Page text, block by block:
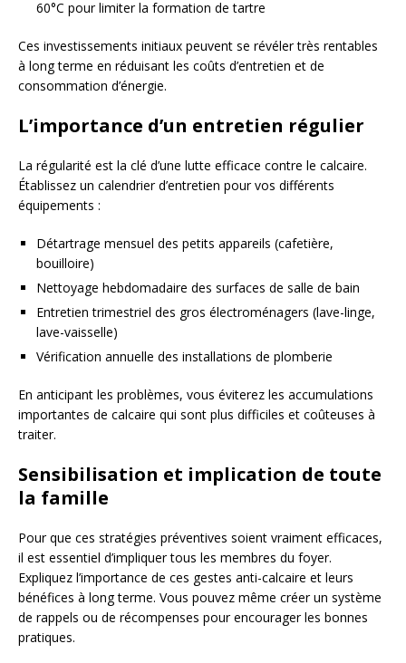
60°C pour limiter la formation de tartre
Ces investissements initiaux peuvent se révéler très rentables
à long terme en réduisant les coûts d’entretien et de
consommation d’énergie.
L’importance d’un entretien régulier
La régularité est la clé d’une lutte efficace contre le calcaire.
Établissez un calendrier d’entretien pour vos différents
équipements :
Détartrage mensuel des petits appareils (cafetière,
bouilloire)
Nettoyage hebdomadaire des surfaces de salle de bain
Entretien trimestriel des gros électroménagers (lave-linge,
lave-vaisselle)
Vérification annuelle des installations de plomberie
En anticipant les problèmes, vous éviterez les accumulations
importantes de calcaire qui sont plus difficiles et coûteuses à
traiter.
Sensibilisation et implication de toute
la famille
Pour que ces stratégies préventives soient vraiment efficaces,
il est essentiel d’impliquer tous les membres du foyer.
Expliquez l’importance de ces gestes anti-calcaire et leurs
bénéfices à long terme. Vous pouvez même créer un système
de rappels ou de récompenses pour encourager les bonnes
pratiques.